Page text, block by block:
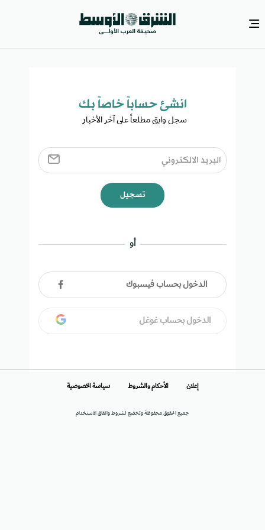
انشئ حساباً خاصاً بك​
سجل وابق مطلعاً على آخر الأخبار ​
تسجيل
أو
الدخول بحساب فيسبوك
الدخول بحساب غوغل
جميع الحقوق محفوظة وتخضع لشروط واتفاق الاستخدام
إعلان الأحكام والشروط سياسة الخصوصية